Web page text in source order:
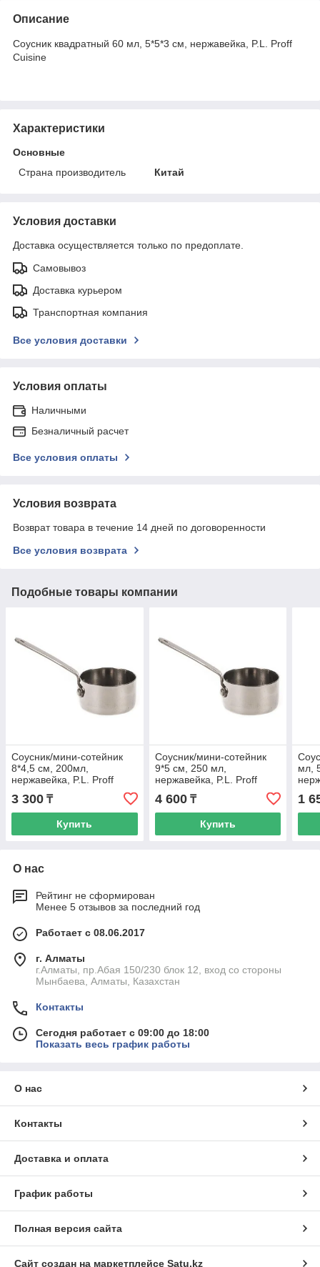
Описание
Соусник квадратный 60 мл, 5*5*3 см, нержавейка, P.L. Proff
Cuisine
Характеристики
Основные
Страна производитель
Китай
Условия доставки
Доставка осуществляется только по предоплате.
Самовывоз
Доставка курьером
Транспортная компания
Все условия доставки
Условия оплаты
Наличными
Безналичный расчет
Все условия оплаты
Условия возврата
Возврат товара в течение 14 дней по договоренности
Все условия возврата
Подобные товары компании
Соусник/мини-сотейник
8*4,5 см, 200мл,
нержавейка, P.L. Proff
3 300 ₸
Купить
Соусник/мини-сотейник
9*5 см, 250 мл,
нержавейка, P.L. Proff
4 600₸
Купить
мл,
1
О нас
Рейтинг не сформирован
Менее 5 отзывов за последний год
Работает с 08.06.2017
г. Алматы
г.Алматы, пр.Абая 150/230 блок 12, вход со стороны
Мынбаева, Алматы, Казахстан
Контакты
Сегодня работает с 09:00 до 18:00
Показать весь график работы
О нас
Контакты
Доставка и оплата
График работы
Полная версия сайта
Сайт создан на маркетплейсе Satu.kz